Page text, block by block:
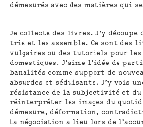
démesurés avec des matières qui
Je collecte des livres. J'y découpe
trie et les assemble. Ce sont des
vulgaires ou des tutoriels pour
domestiques. J’aime l’idée de
banalités comme support de
absurdes et séduisants. J’y vois
résistance de la subjectivité et du
réinterpréter les images du
démesure, déformation,
La négociation a lieu lors de